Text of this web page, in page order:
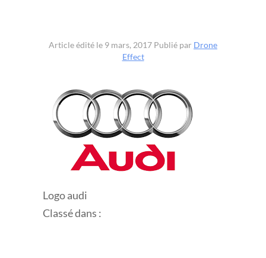
Article édité le 9 mars, 2017 Publié par Drone
Effect
Logo audi
Classé dans :